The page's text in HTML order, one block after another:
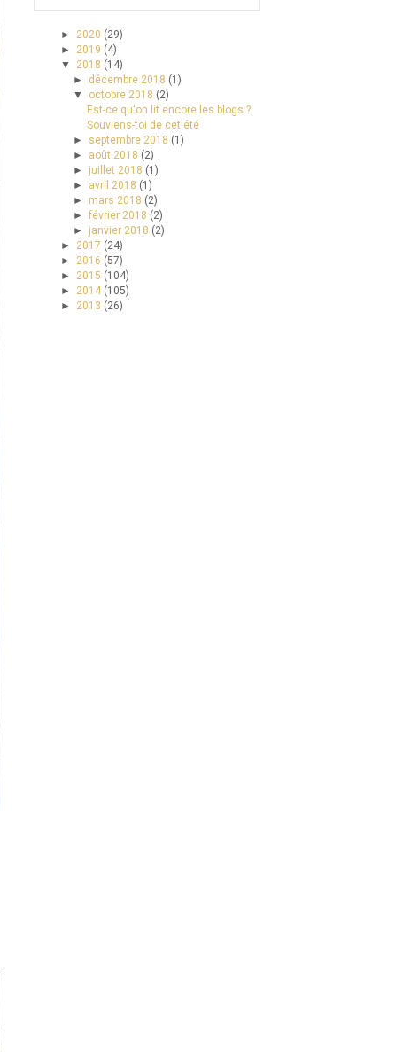
► 2020 (29)
► 2019 (4)
▼ 2018 (14)
► décembre 2018 (1)
▼ octobre 2018 (2)
Est-ce qu'on lit encore les blogs ?
Souviens-toi de cet été
► septembre 2018 (1)
► août 2018 (2)
► juillet 2018 (1)
► avril 2018 (1)
► mars 2018 (2)
►février 2018 (2)
► janvier 2018 (2)
► 2017 (24)
► 2016 (57)
► 2015 (104)
► 2014 (105)
► 2013 (26)